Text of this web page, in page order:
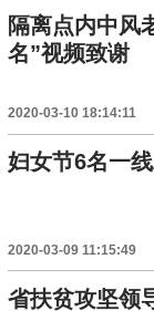
隔离点内中风
名”视频致谢
2020-03-10 18:14:11
妇女节6名一
2020-03-09 11:15:49
省扶贫攻坚领